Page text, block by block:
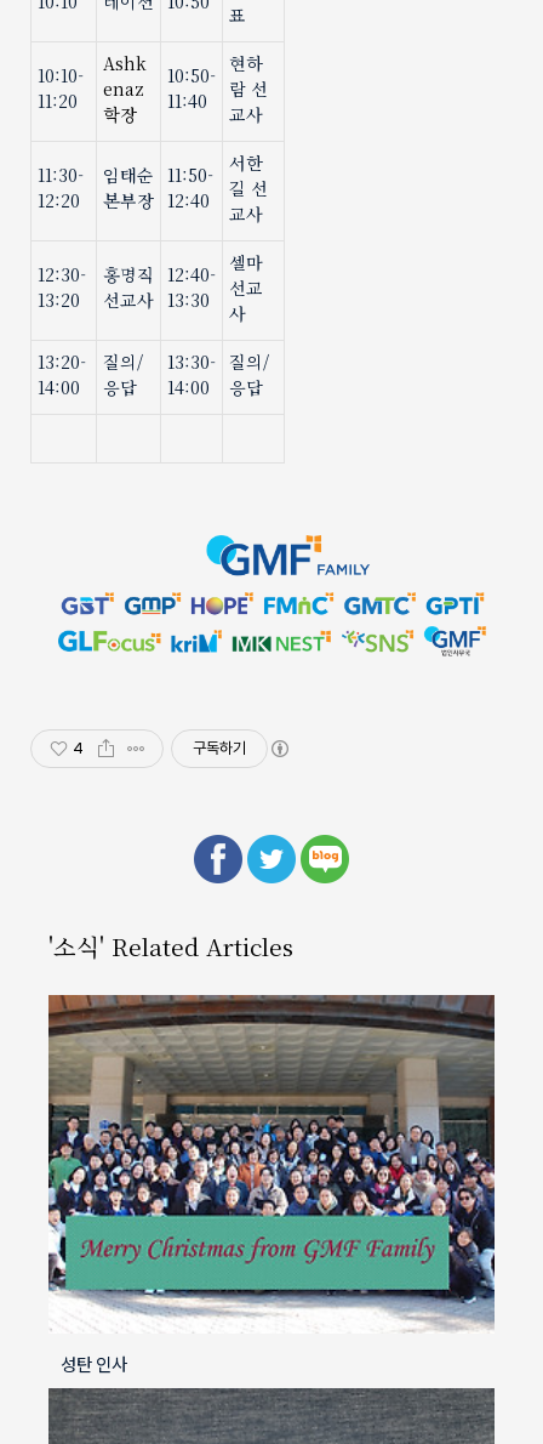
표
10:10-
11:20
Ashk
enaz
학장
10:50-
11:40
현하
람 선
교사
11:30-
12:20
임태순
본부장
11:50-
12:40
서한
길 선
교사
12:30-
13:20
홍명직
선교사
12:40-
13:30
셀마
선교
사
13:20-
14:00
질의/
응답
13:30-
14:00
질의/
응답
4 구독하기
'소식' Related Articles
성탄 인사